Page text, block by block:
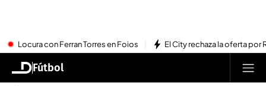
Locura con Ferran Torres en Foios El City rechaza la oferta por
Fútbol